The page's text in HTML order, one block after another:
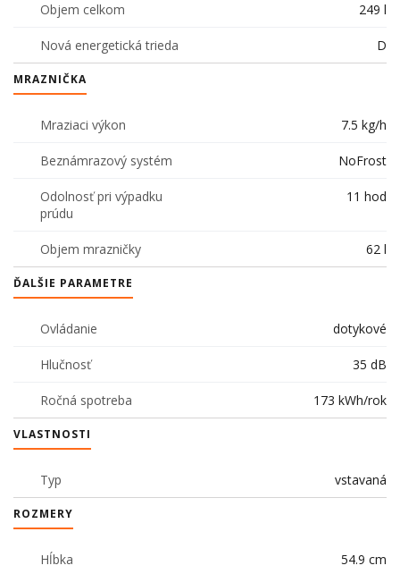
Objem celkom 249 l
Nová energetická trieda D
MRAZNIČKA
Mraziaci výkon 7.5 kg/h
Beznámrazový systém NoFrost
Odolnosť pri výpadku
prúdu
11 hod
Objem mrazničky 62 l
ĎALŠIE PARAMETRE
Ovládanie dotykové
Hlučnosť 35 dB
Ročná spotreba 173 kWh/rok
VLASTNOSTI
Typ vstavaná
ROZMERY
Hĺbka 54.9 cm